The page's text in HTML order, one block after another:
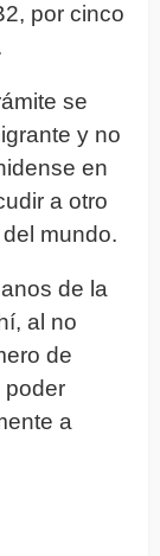
por cinco
se
y no
en
a otro
mundo.
de la
al no
de
poder
a